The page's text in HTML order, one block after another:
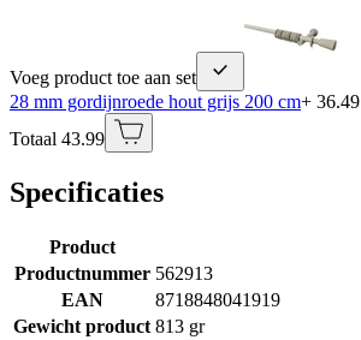
Voeg product toe aan set
28 mm gordijnroede hout grijs 200 cm+ 36.49
Totaal 43.99
Specificaties
Product
Productnummer 562913
EAN
8718848041919
Gewicht product 813 gr